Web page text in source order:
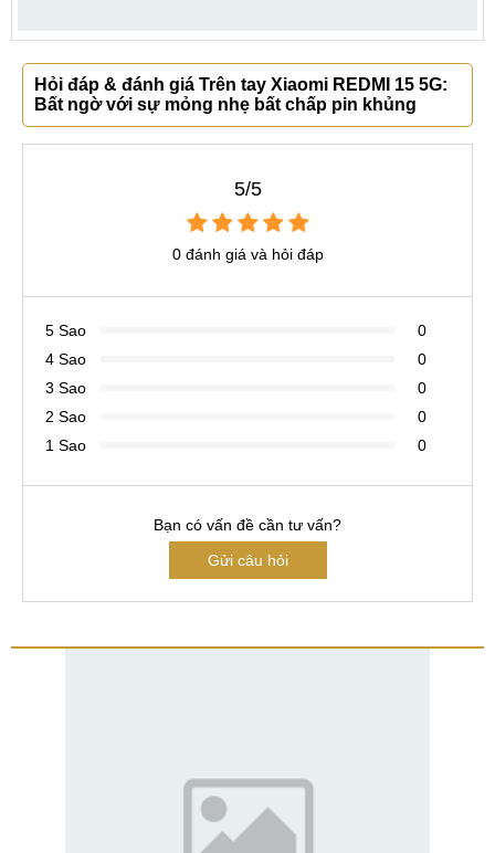
Hỏi đáp & đánh giá Trên tay Xiaomi REDMI 15 5G:
Bất ngờ với sự mỏng nhẹ bất chấp pin khủng
5/5
0 đánh giá và hỏi đáp
5 Sao
0
4 Sao
0
3 Sao
0
2 Sao
0
1 Sao
0
Bạn có vấn đề cần tư vấn?
Gửi câu hỏi